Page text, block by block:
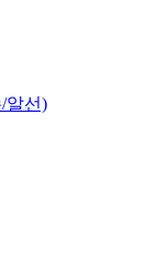
알선)